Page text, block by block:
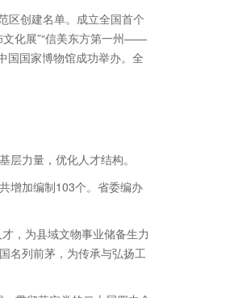
区创建名单。成立全国首个
化展”“信美东方第一州——
国国家博物馆成功举办。全
力量，优化人才结构。
增加编制103个。省委编办
，为县域文物事业储备生力
名列前茅，为传承与弘扬工